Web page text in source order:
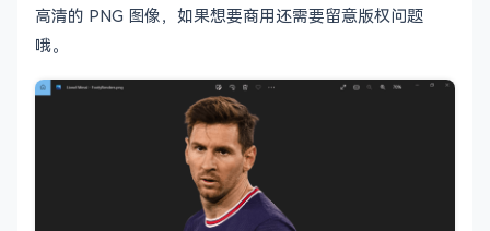
高清的 PNG 图像，如果想要商用还需要留意版权问题
哦。